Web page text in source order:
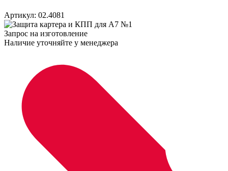
Артикул: 02.4081
Запрос на изготовление
Наличие уточняйте у менеджера